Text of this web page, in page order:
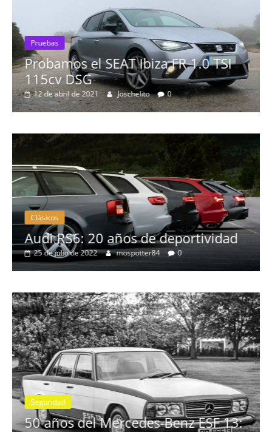
Pruebas
Probamos el SEAT Ibiza FR 1.0 TSI
115cv DSG
12 de abril de 2021 Joschelito 0
Clásicos
Audi RS6: 20 años de deportividad
25 de julio de 2022 mospotter84 0
Seguridad
50 años del Mercedes-Benz ESF 13: